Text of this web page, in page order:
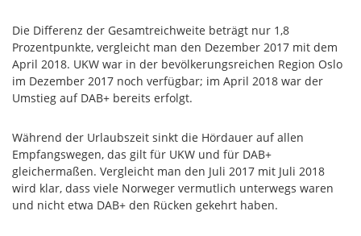
Die Differenz der Gesamtreichweite beträgt nur 1,8
Prozentpunkte, vergleicht man den Dezember 2017 mit dem
April 2018. UKW war in der bevölkerungsreichen Region Oslo
im Dezember 2017 noch verfügbar; im April 2018 war der
Umstieg auf DAB+ bereits erfolgt.
Während der Urlaubszeit sinkt die Hördauer auf allen
Empfangswegen, das gilt für UKW und für DAB+
gleichermaßen. Vergleicht man den Juli 2017 mit Juli 2018
wird klar, dass viele Norweger vermutlich unterwegs waren
und nicht etwa DAB+ den Rücken gekehrt haben.